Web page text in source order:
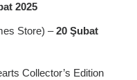
2025
Store) –20 Şubat
Collector’s Edition